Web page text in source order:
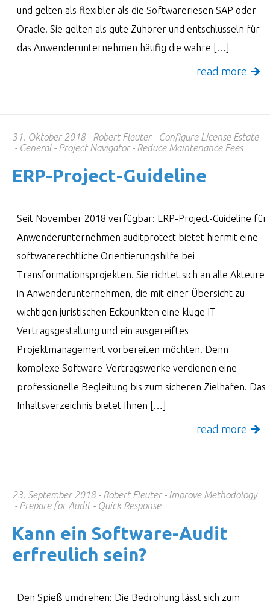
und gelten als flexibler als die Softwareriesen SAP oder
Oracle. Sie gelten als gute Zuhörer und entschlüsseln für
das Anwenderunternehmen häufig die wahre […]
read more
31. Oktober 2018 Robert Fleuter
Configure License Estate
General
Project Navigator Reduce Maintenance Fees
ERP-Project-Guide­line
Seit November 2018 verfügbar: ERP-Project-Guideline für
Anwenderunternehmen auditprotect bietet hiermit eine
softwarerechtliche Orientierungshilfe bei
Transformationsprojekten. Sie richtet sich an alle Akteure
in Anwenderunternehmen, die mit einer Übersicht zu
wichtigen juristischen Eckpunkten eine kluge IT-
Vertragsgestaltung und ein ausgereiftes
Projektmanagement vorbereiten möchten. Denn
komplexe Software-Vertragswerke verdienen eine
professionelle Begleitung bis zum sicheren Zielhafen. Das
Inhaltsverzeichnis bietet Ihnen […]
read more
23. September 2018 Robert Fleuter
Improve Methodology
Prepare for Audit
Quick Response
Kann ein Soft­ware-Audit
erfreu­lich sein?
Den Spieß umdrehen: Die Bedrohung lässt sich zum